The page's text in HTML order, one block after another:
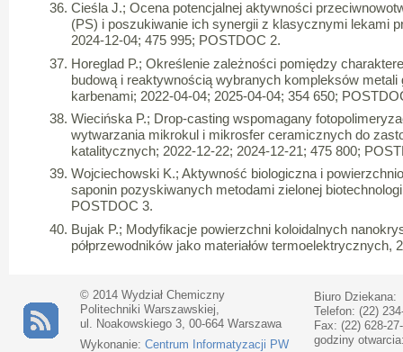
Cieśla J.; Ocena potencjalnej aktywności
(PS) i poszukiwanie ich synergii z klasycznymi lekami
2024-12-04; 475 995; POSTDOC 2.
Horeglad P.; Określenie zależności pomiędzy
budową i reaktywnością wybranych kompleksów
karbenami; 2022-04-04; 2025-04-04; 354 650;
Wiecińska P.; Drop-casting wspomagany
wytwarzania mikrokul i mikrosfer ceramicznych do
katalitycznych; 2022-12-22; 2024-12-21; 475 800;
Wojciechowski K.; Aktywność biologiczna i
saponin pozyskiwanych metodami zielonej
POSTDOC 3.
Bujak P.; Modyfikacje powierzchni koloidalnych
półprzewodników jako materiałów termoelektrycznych,
© 2014 Wydział Chemiczny
Politechniki Warszawskiej,
ul. Noakowskiego 3, 00-664 Warszawa
Wykonanie: Centrum Informatyzacji PW
Biuro Dziekana:
Telefon: (22)
Fax: (22) 628-
godziny